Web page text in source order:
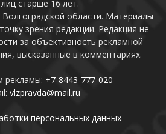
старше 16 лет.
области. Материалы
зрения редакции. Редакция не
за объективность рекламной
высказанные в комментариях.
рекламы: +7-8443-777-020
vlzpravda@mail.ru
персональных данных